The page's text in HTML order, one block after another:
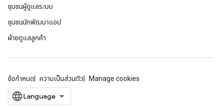
ชุมชนผู้ดูแลระบบ
ชุมชนนักพัฒนาแอป
ฝ่ายดูแลลูกค้า
ข้อกำหนด ความเป็นส่วนตัว Manage cookies